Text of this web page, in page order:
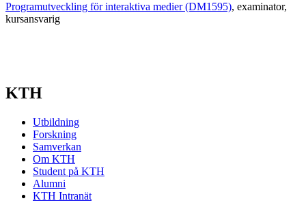
Programutveckling för interaktiva medier (DM1595), examinator,
kursansvarig
KTH
Utbildning
Forskning
Samverkan
Om KTH
Student på KTH
Alumni
KTH Intranät